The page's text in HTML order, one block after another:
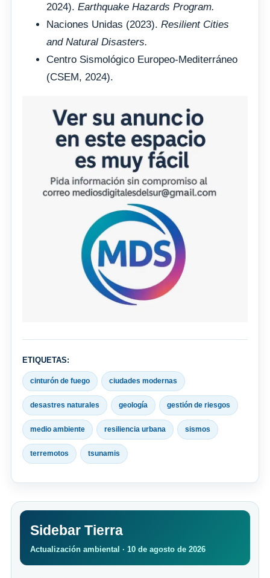
2024). Earthquake Hazards Program.
Naciones Unidas (2023). Resilient Cities
and Natural Disasters.
Centro Sismológico Europeo-Mediterráneo
(CSEM, 2024).
ETIQUETAS:
cinturón de fuego ciudades modernas
desastres naturales geología gestión de riesgos
medio ambiente resiliencia urbana sismos
terremotos tsunamis
Sidebar Tierra
Actualización ambiental · 10 de agosto de 2026